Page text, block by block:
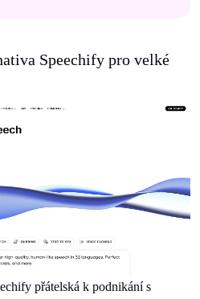
Speechify pro velké
přátelská k podnikání s